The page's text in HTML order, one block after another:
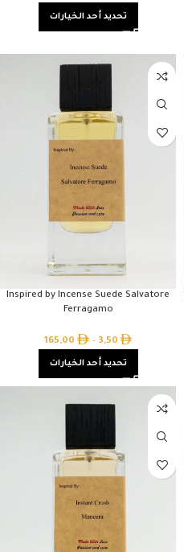
تحديد أحد الخيارات
Inspired by Incense Suede Salvatore
Ferragamo
3,50
–
165,00
تحديد أحد الخيارات